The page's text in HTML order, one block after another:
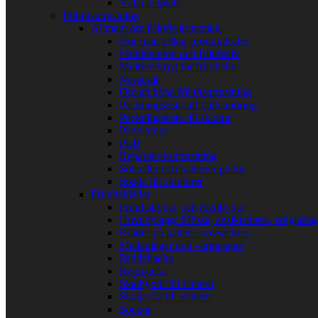
Välja tältplats
Friluftsutrustning
Allmänt om friluftsutrustning
Hur man tolkar produkttester
Mobiltelefon och friluftsliv
Multiverktyg för friluftsliv
Nessesär
Om att köpa friluftsutrustning
Packningslista till fjällvandring
Packningslista till skidtur
Pannlampa
PLB
Reparationsutrustning
Solceller och batterier på tur
Spade till skidturer
Friluftskläder
Friluftsbyxor och regnbyxor
Huvudplagg: Mössa, ansiktsmask,
Kläder på natten i sovsäcken
Mellanlager och värmelager
Paddeljacka
Regnjacka
Skalbyxor till vintern
Skaljacka till vintern
Sockor